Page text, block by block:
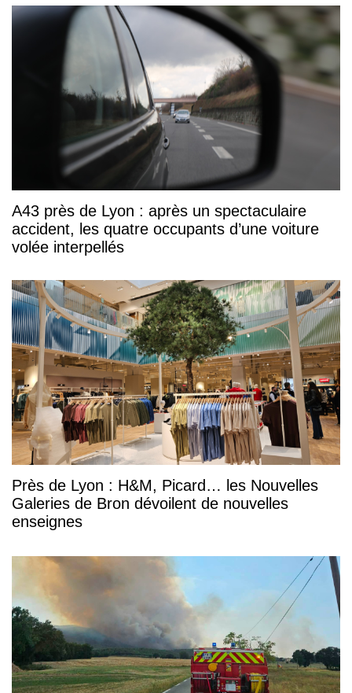
A43 près de Lyon : après un spectaculaire
accident, les quatre occupants d’une voiture
volée interpellés
Près de Lyon : H&M, Picard… les Nouvelles
Galeries de Bron dévoilent de nouvelles
enseignes